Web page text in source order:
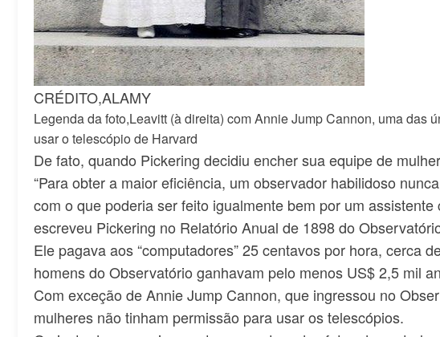
CRÉDITO,ALAMY
Legenda da foto,Leavitt (à direita) com Annie Jump Cannon, uma das
usar o telescópio de Harvard
De fato, quando Pickering decidiu encher sua equipe de
“Para obter a maior eficiência, um observador habilidoso
com o que poderia ser feito igualmente bem por um
escreveu Pickering no Relatório Anual de 1898 do
Ele pagava aos “computadores” 25 centavos por hora, cerca
homens do Observatório ganhavam pelo menos US$ 2,5 mil
Com exceção de Annie Jump Cannon, que ingressou no
mulheres não tinham permissão para usar os telescópios.